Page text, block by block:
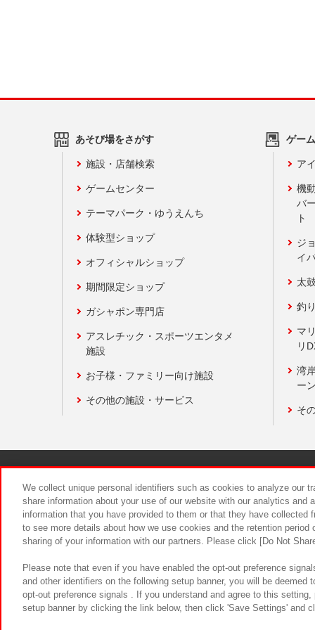
あそび場をさがす
施設・店舗検索
ゲームセンター
テーマパーク・ゆうえんち
体験型ショップ
オフィシャルショップ
期間限定ショップ
ガシャポン専門店
アスレチック・スポーツエンタメ
施設
お子様・ファミリー向け施設
その他の施設・サービス
ゲー
ア
機
バ
ト
ジ
イ
太
釣
マ
リ
湾
ー
そ
食品のご
We collect unique personal identifiers such as cookies to analyze our
share information about your use of our website with our analytics and
information that you have provided to them or that they have
to see more details about how we use cookies and the retention
sharing of your information with our partners. Please click [Do Not
Please note that even if you have enabled the opt-out preference
and other identifiers on the following setup banner, you will be
opt-out preference signals . If you understand and agree to this
setup banner by clicking the link below, then click 'Save Settings' and